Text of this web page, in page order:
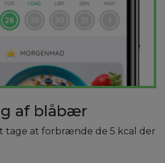
af blåbær
tage at forbrænde de 5 kcal der